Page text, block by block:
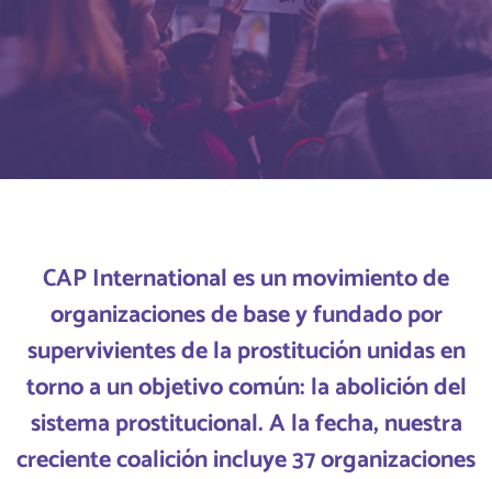
CAP International es un movimiento de
organizaciones de base y fundado por
supervivientes de la prostitución unidas en
torno a un objetivo común: la abolición del
sistema prostitucional. A la fecha, nuestra
creciente coalición incluye 37organizaciones